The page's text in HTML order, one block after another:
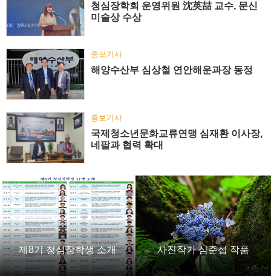
청심장학회 운영위원 沈英喆 교수, 문신
미술상 수상
종보기사
해양수산부 심상철 연안해운과장 동정
종보기사
국제청소년문화교류연맹 심재환 이사장,
네팔과 협력 확대
제8기 청심장학생 소개 사진작가 심준섭 작품